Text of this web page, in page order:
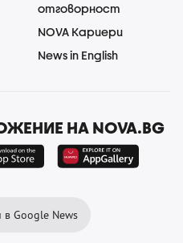
отговорност
NOVA Кариери
News in English
НА NOVA.BG
в Google News